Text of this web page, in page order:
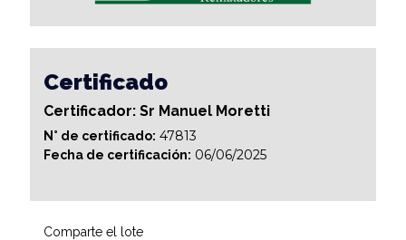
Certificado
Certificador: Sr Manuel Moretti
N° de certificado: 47813
Fecha de certificación: 06/06/2025
Comparte el lote